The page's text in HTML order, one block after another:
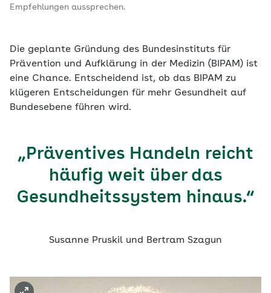
Empfehlungen aussprechen.
Die geplante Gründung des Bundesinstituts für
Prävention und Aufklärung in der Medizin (BIPAM) ist
eine Chance. Entscheidend ist, ob das BIPAM zu
klügeren Entscheidungen für mehr Gesundheit auf
Bundesebene führen wird.
„Präventives Handeln reicht
häufig weit über das
Gesundheitssystem hinaus.“
Susanne Pruskil und Bertram Szagun